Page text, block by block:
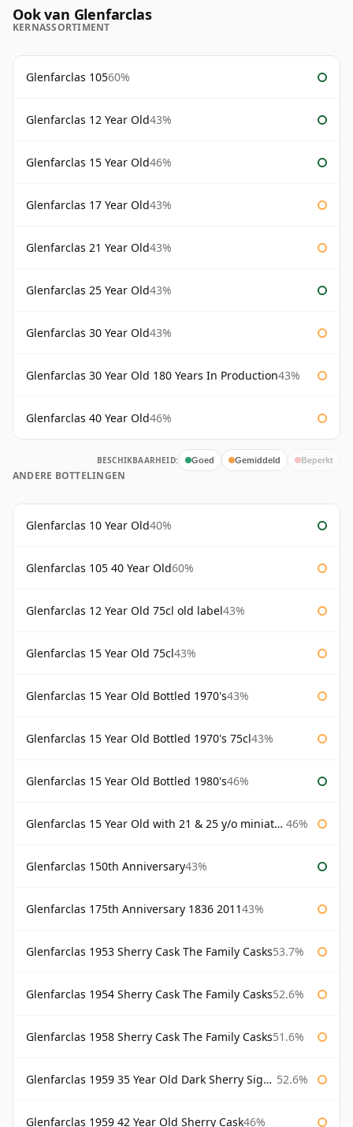
Ook van Glenfarclas
KERNASSORTIMENT
Glenfarclas 10560%
Glenfarclas 12 Year Old43%
Glenfarclas 15 Year Old46%
Glenfarclas 17 Year Old43%
Glenfarclas 21 Year Old43%
Glenfarclas 25 Year Old43%
Glenfarclas 30 Year Old43%
Glenfarclas 30 Year Old 180 Years In Production43%
Glenfarclas 40 Year Old46%
BESCHIKBAARHEID: Goed Gemiddeld Beperkt
ANDERE BOTTELINGEN
Glenfarclas 10 Year Old40%
Glenfarclas 105 40 Year Old60%
Glenfarclas 12 Year Old 75cl old label43%
Glenfarclas 15 Year Old 75cl43%
Glenfarclas 15 Year Old Bottled 1970's43%
Glenfarclas 15 Year Old Bottled 1970's 75cl43%
Glenfarclas 15 Year Old Bottled 1980's46%
Glenfarclas 15 Year Old with 21 & 25 y/o miniatures 46%
Glenfarclas 150th Anniversary43%
Glenfarclas 175th Anniversary 1836 201143%
Glenfarclas 1953 Sherry Cask The Family Casks53.7%
Glenfarclas 1954 Sherry Cask The Family Casks52.6%
Glenfarclas 1958 Sherry Cask The Family Casks51.6%
Glenfarclas 1959 35 Year Old Dark Sherry Signatory 52.6%
Glenfarclas 1959 42 Year Old Sherry Cask46%